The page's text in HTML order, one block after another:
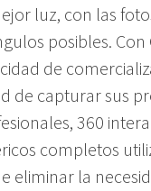
luz, con las
posibles.
de
de capturar sus
360
completos
eliminar la